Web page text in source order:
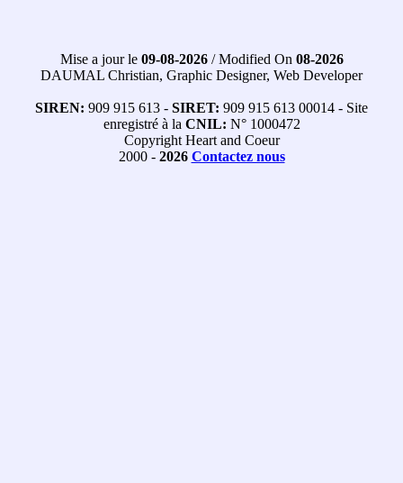
Mise a jour le 09-08-2026/ Modified On 08-2026
DAUMAL Christian, Graphic Designer, Web Developer
SIREN: 909 915 613 - SIRET: 909 915 613 00014 - Site
enregistré à la CNIL: N° 1000472
Copyright Heart and Coeur
2000 - 2026 Contactez nous